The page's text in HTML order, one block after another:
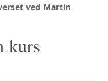
ved Martin
kurs